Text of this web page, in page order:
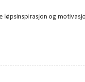
løpsinspirasjon og